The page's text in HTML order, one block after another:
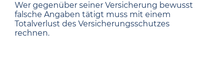
Wer gegenüber seiner Versicherung bewusst
falsche Angaben tätigt muss mit einem
Totalverlust des Versicherungsschutzes
rechnen.